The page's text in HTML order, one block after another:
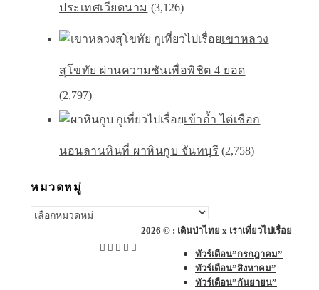
ประเทศเวียดนาม (3,126)
เขาหลวง
สุโขทัย ผ่านความชันเพื่อพิชิต 4 ยอด
(2,797)
เข้าถ้ำ ไต่เชือก
นอนลานหินที่ ผาหินกูบ จันทบุรี (2,758)
หมวดหมู่
หมวด
2026 © : เดินป่าไทย x เราเที่ยวไปเรื่อย
ทัวร์เดือน”กรกฎาคม”
ทัวร์เดือน”สิงหาคม”
ทัวร์เดือน”กันยายน”